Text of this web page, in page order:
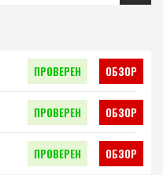
ПРОВЕРЕН ОБЗОР
ПРОВЕРЕН ОБЗОР
ПРОВЕРЕН ОБЗОР